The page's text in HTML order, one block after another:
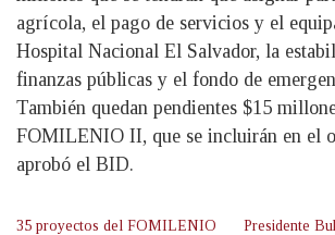
agrícola, el pago de servicios y el
Hospital Nacional El Salvador, la
finanzas públicas y el fondo de
También quedan pendientes $15
FOMILENIO II, que se incluirán en el
aprobó el BID.
35 proyectos del FOMILENIO
Presidente